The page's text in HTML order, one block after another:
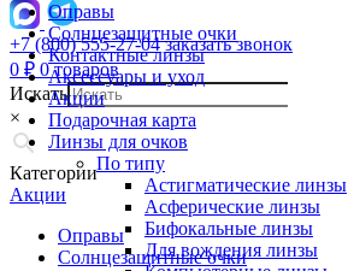
+7 (800) 555-27-04 заказать звонок
0 ₽ 0 товаров
Искать
×
Категории
Акции
Оправы
Солнцезащитные очки
Оправы
Солнцезащитные очки
Контактные линзы
Аксессуары и уход
Акции
Подарочная карта
Линзы для очков
По типу
Астигматические линзы
Асферические линзы
Бифокальные линзы
Для вождения линзы